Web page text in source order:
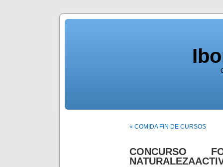
« COMIDA FIN DE CURSOS
CONCURSO